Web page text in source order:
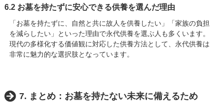
6.2 お墓を持たずに安心できる供養を選んだ理由
「お墓を持たずに、自然と共に故人を供養したい」「家族の負担
を減らしたい」といった理由で永代供養を選ぶ人も多くいます。
現代の多様化する価値観に対応した供養方法として、永代供養は
非常に魅力的な選択肢となっています。
7. まとめ：お墓を持たない未来に備えるため